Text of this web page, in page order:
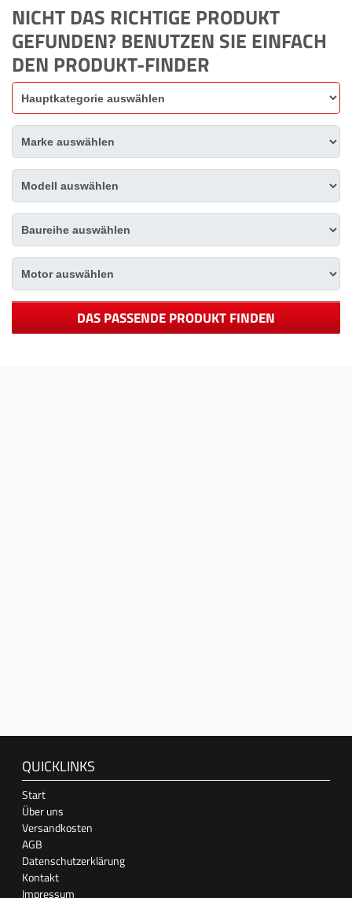
NICHT DAS RICHTIGE PRODUKT
GEFUNDEN? BENUTZEN SIE EINFACH
DEN PRODUKT-FINDER
DAS PASSENDE PRODUKT FINDEN
QUICKLINKS
Start
Über uns
Versandkosten
AGB
Datenschutzerklärung
Kontakt
Impressum